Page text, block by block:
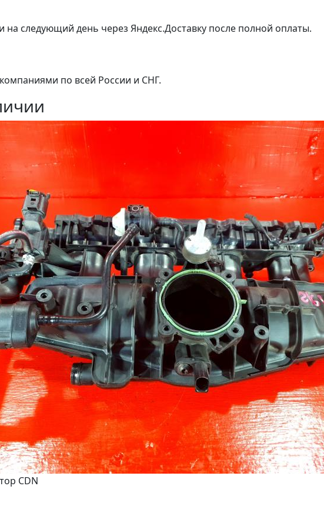
на следующий день через Яндекс.Доставку после полной оплаты.
по всей России и СНГ.
CDN